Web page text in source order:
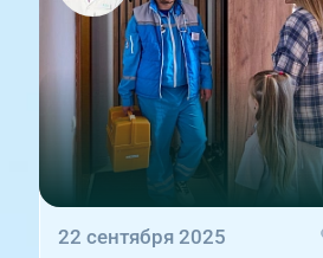
22 сентября 2025